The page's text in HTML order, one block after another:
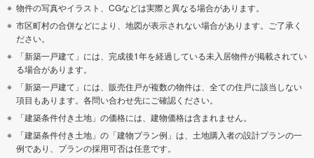
物件の写真やイラスト、CGなどは実際と異なる場合があります。
市区町村の合併などにより、地図が表示されない場合があります。ご了承く
ださい。
「新築一戸建て」には、完成後1年を経過している未入居物件が掲載されてい
る場合があります。
「新築一戸建て」には、販売住戸が複数の物件は、全ての住戸に該当しない
項目もあります。各問い合わせ先にご確認ください。
「建築条件付き土地」の価格には、建物価格は含まれません。
「建築条件付き土地」の「建物プラン例」は、土地購入者の設計プランの一
例であり、プランの採用可否は任意です。